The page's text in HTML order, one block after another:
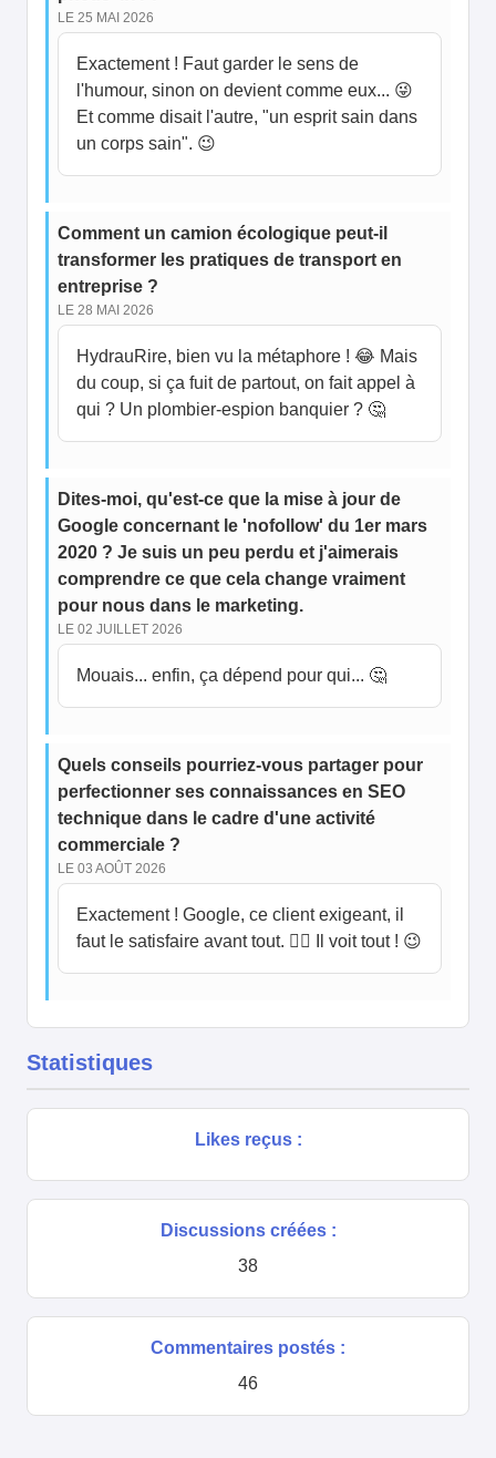
LE 25 MAI 2026
Exactement ! Faut garder le sens de
l'humour, sinon on devient comme eux... 😜
Et comme disait l'autre, "un esprit sain dans
un corps sain". 😉
Comment un camion écologique peut-il
transformer les pratiques de transport en
entreprise ?
LE 28 MAI 2026
HydrauRire, bien vu la métaphore ! 😂 Mais
du coup, si ça fuit de partout, on fait appel à
qui ? Un plombier-espion banquier ? 🤔
Dites-moi, qu'est-ce que la mise à jour de
Google concernant le 'nofollow' du 1er mars
2020 ? Je suis un peu perdu et j'aimerais
comprendre ce que cela change vraiment
pour nous dans le marketing.
LE 02 JUILLET 2026
Mouais... enfin, ça dépend pour qui... 🤔
Quels conseils pourriez-vous partager pour
perfectionner ses connaissances en SEO
technique dans le cadre d'une activité
commerciale ?
LE 03 AOÛT 2026
Exactement ! Google, ce client exigeant, il
faut le satisfaire avant tout. 🕵️‍♂️ Il voit tout ! 😉
Statistiques
Likes reçus :
Discussions créées :
38
Commentaires postés :
46